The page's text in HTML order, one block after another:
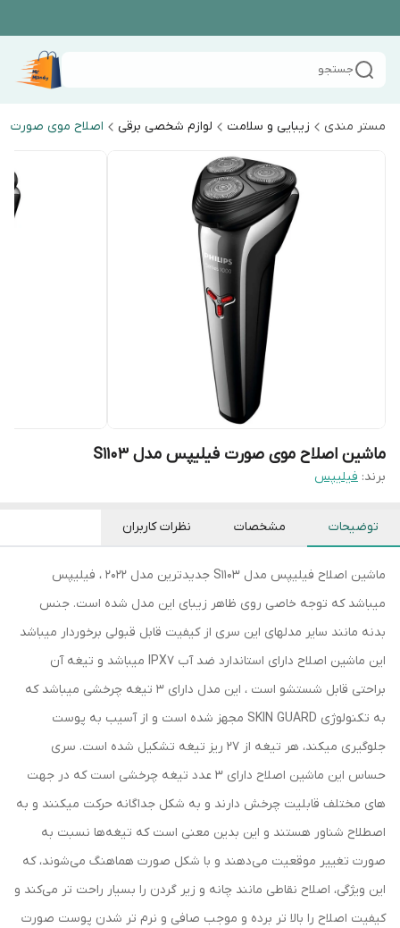
جستجو
مستر مندی زیبایی و سلامت لوازم شخصی برقی اصلاح موی صورت
ماشین اصلاح موی صورت فیلیپس مدل S1103
برند: فیلیپس
توضیحات مشخصات نظرات کاربران
ماشین اصلاح فیلیپس مدل S1103 جدیدترین مدل 2022 ، فیلیپس
میباشد که توجه خاصی روی ظاهر زیبای این مدل شده است. جنس
بدنه مانند سایر مدلهای این سری از کیفیت قابل قبولی برخوردار میباشد
این ماشین اصلاح دارای استاندارد ضد آب IPX7 میباشد و تیغه آن
براحتی قابل شستشو است ، این مدل دارای 3 تیغه چرخشی میباشد که
به تکنولوژی SKIN GUARD مجهز شده است و از آسیب به پوست
جلوگیری میکند، هر تیغه از 27 ریز تیغه تشکیل شده است. سری
حساس این ماشین اصلاح دارای 3 عدد تیغه چرخشی است که در جهت
های مختلف قابلیت چرخش دارند و به شکل جداگانه حرکت میکنند و به
اصطلاح شناور هستند و این بدین معنی است که تیغه‌ها نسبت به
صورت تغییر موقعیت می‌دهند و با شکل صورت هماهنگ می‌شوند، که
این ویژگی، اصلاح نقاطی مانند چانه و زیر گردن را بسیار راحت‌ تر می‌کند و
کیفیت اصلاح را بالا تر برده و موجب صافی و نرم تر شدن پوست صورت